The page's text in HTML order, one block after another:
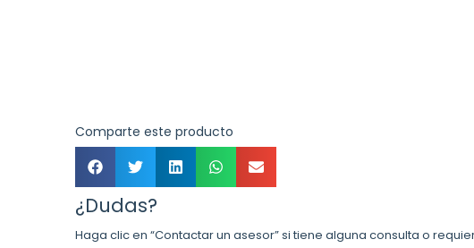
Comparte este producto
¿Dudas?
Haga clic en “Contactar un asesor” si tiene alguna consulta o